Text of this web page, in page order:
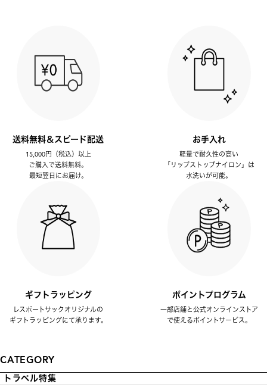
送料無料＆スピード配送
15,000円（税込）以上
ご購入で送料無料。
最短翌日にお届け。
お手入れ
軽量で耐久性の高い
「リップストップナイロン」は
水洗いが可能。
ギフトラッピング
レスポートサックオリジナルの
ギフトラッピングにて承ります。
ポイントプログラム
一部店舗と公式オンラインストア
で使えるポイントサービス。
CATEGORY
トラベル特集